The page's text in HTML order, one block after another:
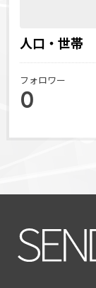
人口・世帯
フォロワー
0